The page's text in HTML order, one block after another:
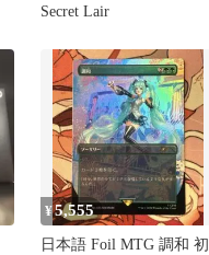
Secret Lair
¥5,555
日本語 Foil MTG 調和 初